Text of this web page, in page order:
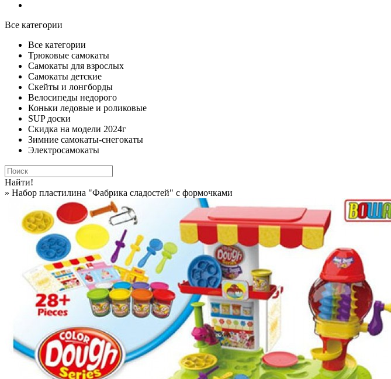
Все категории
Все категории
Трюковые самокаты
Самокаты для взрослых
Самокаты детские
Cкейты и лонгборды
Велосипеды недорого
Коньки ледовые и роликовые
SUP доски
Скидка на модели 2024г
Зимние самокаты-снегокаты
Электросамокаты
Найти!
» Набор пластилина "Фабрика сладостей" с формочками